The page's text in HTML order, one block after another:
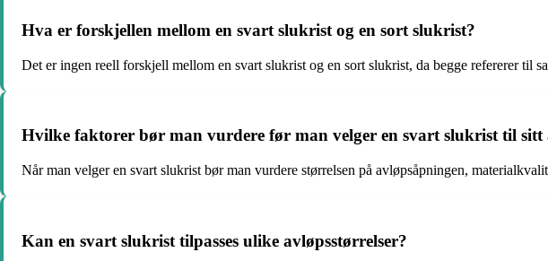
Hva er forskjellen mellom en svart slukrist og en sort slukrist?
Det er ingen reell forskjell mellom en svart slukrist og en sort slukrist, da begge refererer til
Hvilke faktorer bør man vurdere før man velger en svart slukrist til sitt
Når man velger en svart slukrist bør man vurdere størrelsen på avløpsåpningen,
Kan en svart slukrist tilpasses ulike avløpsstørrelser?